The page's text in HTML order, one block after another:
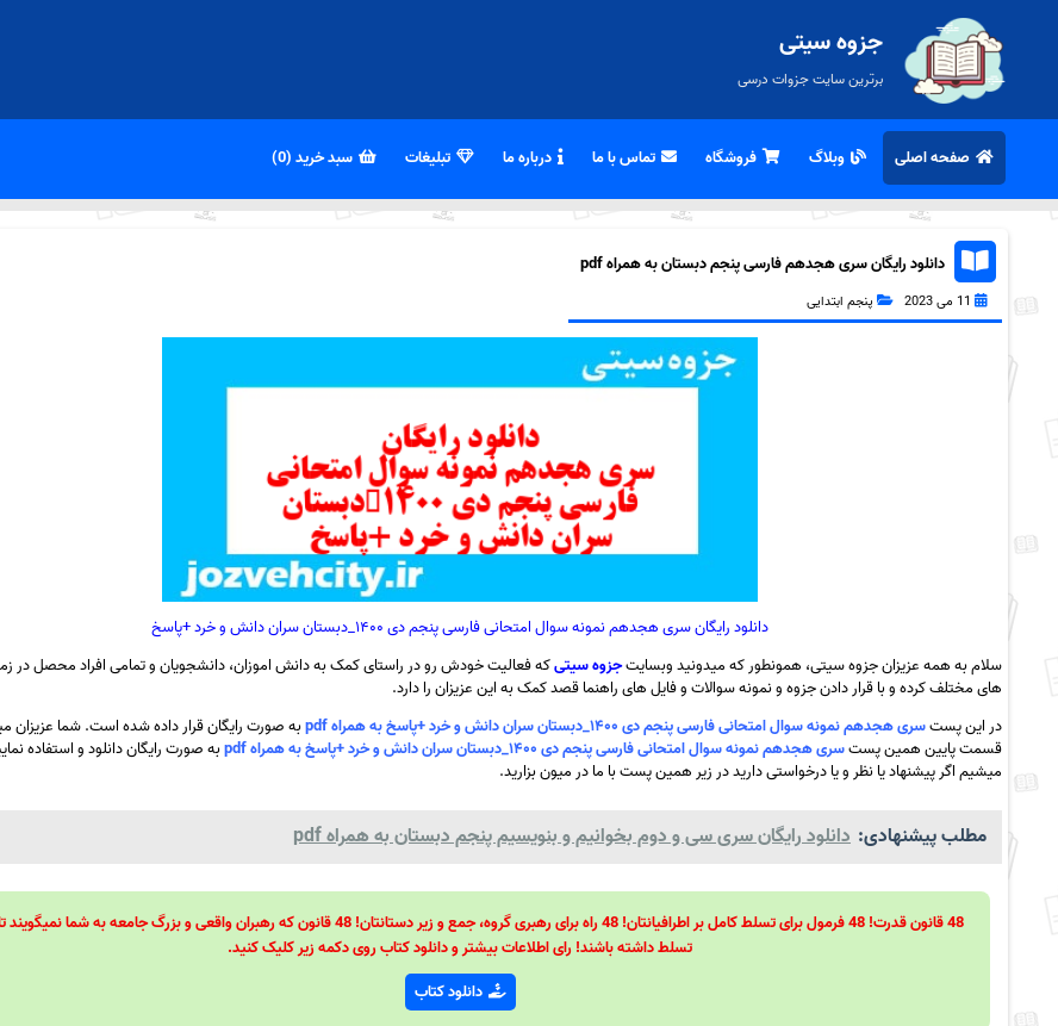
جزوه سیتی
برترین سایت جزوات درسی
صفحه اصلی وبلاگ فروشگاه تماس با ما درباره ما تبلیغات سبد خرید (0)
دانلود رایگان سری هجدهم فارسی پنجم دبستان به همراه pdf
11 می 2023 پنجم ابتدایی
دانلود رایگان سری هجدهم نمونه سوال امتحانی فارسی پنجم دی ۱۴۰۰_دبستان سران دانش و خرد +پاسخ
سلام به همه عزیزان جزوه سیتی، همونطور که میدونید وبسایتجزوه سیتیکه فعالیت خودش رو در راستای کمک به دانش اموزان، دانشجویان و تمامی افراد محصل در
های مختلف کرده و با قرار دادن جزوه و نمونه سوالات و فایل های راهنما قصد کمک به این عزیزان را دارد.
در این پستسری هجدهم نمونه سوال امتحانی فارسی پنجم دی ۱۴۰۰_دبستان سران دانش و خرد +پاسخ به همراه pdf
به صورت رایگان قرار داده شده است. شما عزیزان
قسمت پایین همین پستسری هجدهم نمونه سوال امتحانی فارسی پنجم دی ۱۴۰۰_دبستان سران دانش و خرد +پاسخ به همراه pdf
به صورت رایگان دانلود و استفاده
میشیم اگر پیشنهاد یا نظر و یا درخواستی دارید در زیر همین پست با ما در میون بزارید.
مطلب پیشنهادی: دانلود رایگان سری سی و دوم بخوانیم و بنویسیم پنجم دبستان به همراه pdf
48 قانون قدرت! 48 فرمول برای تسلط کامل بر اطرافیانتان! 48 راه برای رهبری گروه، جمع و زیر دستانتان! 48 قانون که رهبران واقعی و بزرگ جامعه به
تسلط داشته باشند! رای اطلاعات بیشتر و دانلود کتاب روی دکمه زیر کلیک کنید.
دانلود کتاب